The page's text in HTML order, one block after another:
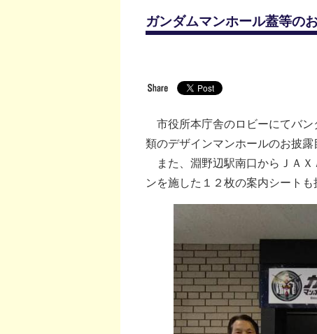
ガンダムマンホール蓋等の
市役所本庁舎のロビーにてバン
類のデザインマンホールのお披露
また、淵野辺駅南口からＪＡＸ
ンを施した１２枚の案内シートも